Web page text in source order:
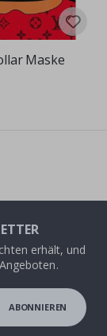
Maske
erhält, und
ABONNIEREN